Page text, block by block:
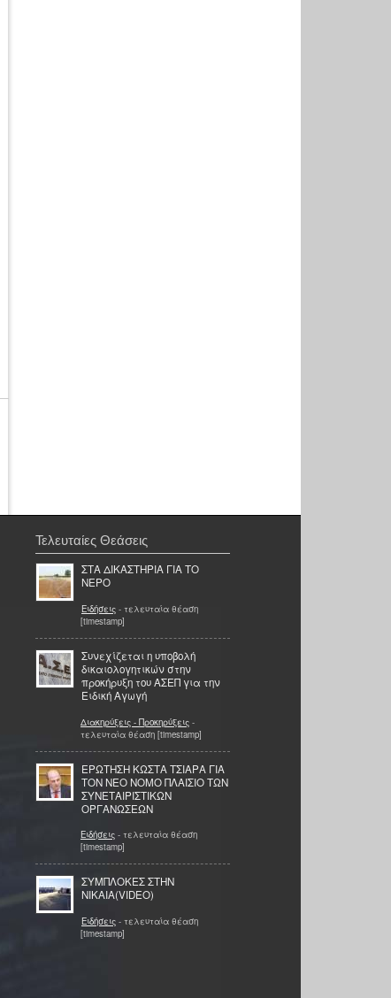
Τελευταίες Θεάσεις
ΣΤΑ ΔΙΚΑΣΤΗΡΙΑ ΓΙΑ ΤΟ
ΝΕΡΟ
Ειδήσεις - τελευταία θέαση
[timestamp]
Συνεχίζεται η υποβολή
δικαιολογητικών στην
προκήρυξη του ΑΣΕΠ για την
Ειδική Αγωγή
Διακηρύξεις - Προκηρύξεις -
τελευταία θέαση [timestamp]
ΕΡΩΤΗΣΗ ΚΩΣΤΑ ΤΣΙΑΡΑ ΓΙΑ
ΤΟΝ ΝΕΟ ΝΟΜΟ ΠΛΑΙΣΙΟ ΤΩΝ
ΣΥΝΕΤΑΙΡΙΣΤΙΚΩΝ
ΟΡΓΑΝΩΣΕΩΝ
Ειδήσεις - τελευταία θέαση
[timestamp]
ΣΥΜΠΛΟΚΕΣ ΣΤΗΝ
ΝΙΚΑΙΑ(VIDEO)
Ειδήσεις - τελευταία θέαση
[timestamp]